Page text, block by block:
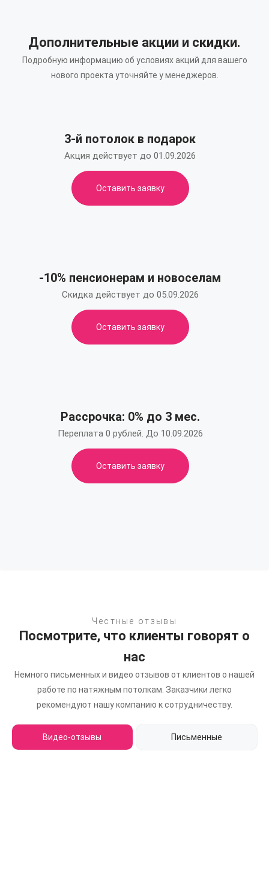
Дополнительные акции и скидки.
Подробную информацию об условиях акций для вашего
нового проекта уточняйте у менеджеров.
3-й потолок в подарок
Акция действует до 01.09.2026
Оставить заявку
-10% пенсионерам и новоселам
Скидка действует до 05.09.2026
Оставить заявку
Рассрочка: 0% до 3 мес.
Переплата 0 рублей. До 10.09.2026
Оставить заявку
Честные отзывы
Посмотрите, что клиенты говорят о
нас
Немного письменных и видео отзывов от клиентов о нашей
работе по натяжным потолкам. Заказчики легко
рекомендуют нашу компанию к сотрудничеству.
Видео-отзывы Письменные